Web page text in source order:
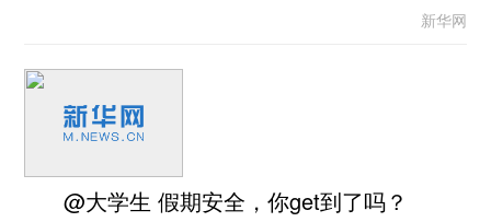
新华网
@大学生 假期安全，你get到了吗？